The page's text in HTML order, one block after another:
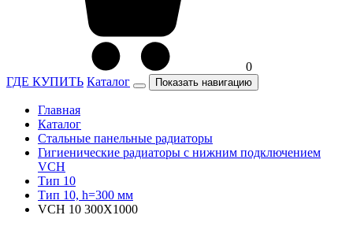
0
ГДЕ КУПИТЬ Каталог Показать навигацию
Главная
Каталог
Стальные панельные радиаторы
Гигиенические радиаторы c нижним подключением
VCH
Тип 10
Тип 10, h=300 мм
VCH 10 300X1000